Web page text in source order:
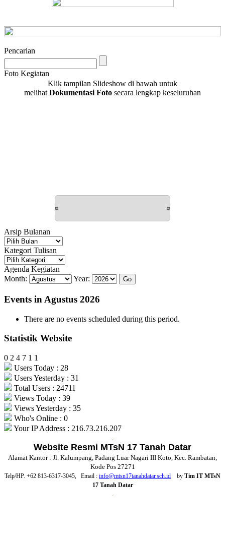
Pencarian
Foto Kegiatan
Klik tampilan Slideshow di bawah untuk
melihat Dokumentasi Foto secara lengkap keseluruhan
Arsip Bulanan
Arsip
Bulanan
Kategori Tulisan
Kategori
Tulisan
Agenda Kegiatan
Month:
Year:
Events in Agustus 2026
There are no events scheduled during this period.
Statistik Website
0 2 4 7 1 1
Users Today : 28
Users Yesterday : 31
Total Users : 24711
Views Today : 39
Views Yesterday : 35
Who's Online : 0
Your IP Address : 216.73.216.207
Website Resmi MTsN 17 Tanah Datar
Alamat Kantor : Jl. Kalumpang, Padang Luar Nagari III Koto, Kec. Rambatan,
Kode Pos 27271
Telp/HP. +62 813-6317-3045, Email : info@mtsn17tanahdatar.sch.id by Tim IT MTsN
17 Tanah Datar
.